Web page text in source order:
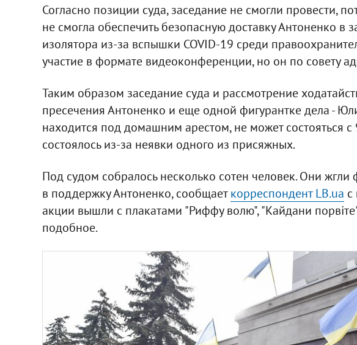
Согласно позиции суда, заседание не смогли провести,
не смогла обеспечить безопасную доставку Антоненко в
изолятора из-за вспышки COVID-19 среди
участие в формате видеоконференции, но он по совету
Таким образом заседание суда и рассмотрение
пресечения Антоненко и еще одной фигурантке дела -
находится под домашним арестом, не может состояться с
состоялось из-за неявки одного из присяжных.
Под судом собралось несколько сотен человек. Они
в поддержку Антоненко, сообщаеткорреспондент LB.ua с
акции вышли с плакатами "Риффу волю", "Кайдани
подобное.